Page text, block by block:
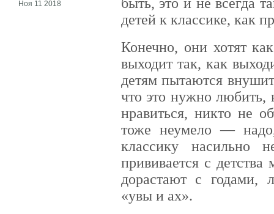
Ноя 11 2018
детей к классике, как
Конечно, они хотят
выходит так, как
детям пытаются
что это нужно
нравиться, никто не
тоже неумело —
классику насильно
прививается с
дорастают с годами,
«увы и ах».